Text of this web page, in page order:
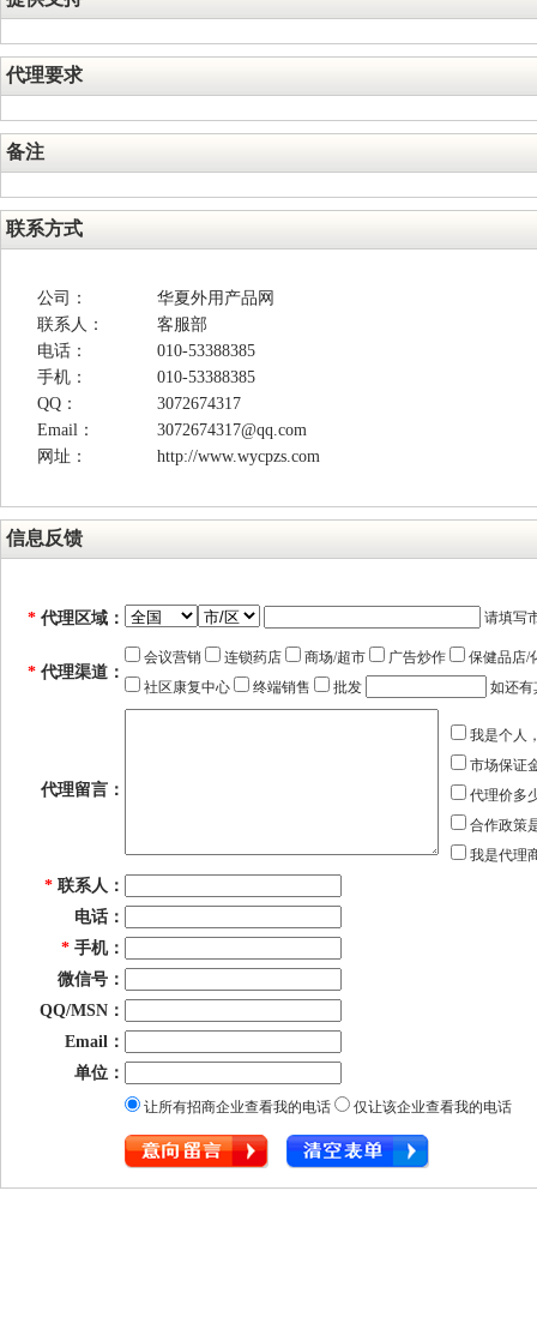
代理要求
备注
联系方式
公司：
华夏外用产品网
联系人：
客服部
电话：
010-53388385
手机：
010-53388385
QQ：
3072674317
Email：
3072674317@qq.com
网址：
http://www.wycpzs.com
信息反馈
* 代理区域： 请填写
* 代理渠道：
会议营销 连锁药店 商场/超市 广告炒作
保健品店/
社区康复中心
终端销售 批发 如还有
代理留言：
我是个人
市场保证
代理价多
合作政策
我是代理
* 联系人：
电话：
* 手机：
微信号：
QQ/MSN：
Email：
单位：
让所有招商企业查看我的电话 仅让该企业查看我的电话